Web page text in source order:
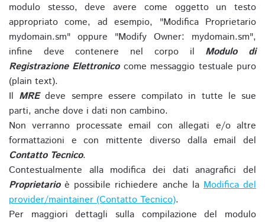
modulo stesso, deve avere come oggetto un testo
appropriato come, ad esempio, "Modifica Proprietario
mydomain.sm" oppure "Modify Owner: mydomain.sm",
infine deve contenere nel corpo il Modulo di
Registrazione Elettronicocome messaggio testuale puro
(plain text).
Il MREdeve sempre essere compilato in tutte le sue
parti, anche dove i dati non cambino.
Non verranno processate email con allegati e/o altre
formattazioni e con mittente diverso dalla email del
Contatto Tecnico.
Contestualmente alla modifica dei dati anagrafici del
Proprietarioè possibile richiedere anche laModifica del
provider/maintainer (Contatto Tecnico).
Per maggiori dettagli sulla compilazione del modulo